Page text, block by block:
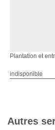
Plantation et
indisponible
Autres